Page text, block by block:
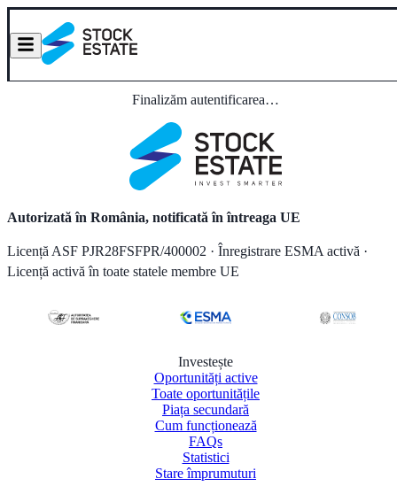
Finalizăm autentificarea…
Autorizată în România, notificată în întreaga UE
Licență ASF PJR28FSFPR/400002 · Înregistrare ESMA activă ·
Licență activă în toate statele membre UE
Investește
Oportunități active
Toate oportunitățile
Piața secundară
Cum funcționează
FAQs
Statistici
Stare împrumuturi